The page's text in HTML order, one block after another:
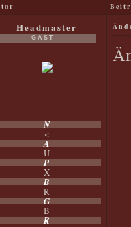
Headmaster
GAST
N
<
A
U
P
X
B
R
G
B
R